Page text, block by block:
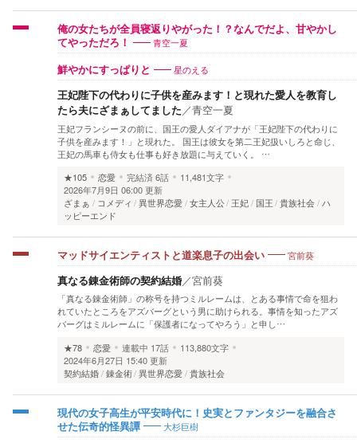
俺の女たちが全員寝返りやがった！？なんでだよ、甘やかし
てやっただろ！
青空一夏
鮮やかにすっぱりと 星のえる
王妃陛下の代わりに子供を産みます！と現れた愛人を教育し
たら夫にざまぁしてました／青空一夏
王妃フランシーヌの前に、国王の愛人ダイアナが「王妃陛下の代わりに
子供を産みます！」と現れた。 国王は彼女を第二王妃扱いしろと命じ、
王妃の馬車も侍女も仕事も好き放題に与えていく。 …
★105
恋愛 完結済6話
11,481文字
2026年7月9日 06:00 更新
ざまぁ
コメディ 異世界恋愛 女主人公 王妃 国王 貴族社会 ハ
ッピーエンド
マッドサイエンティストと道楽息子の出会い 宮前葵
真なる錬金術師の契約結婚／宮前葵
「真なる錬金術師」の称号を持つミルレームは、とある事情で命を狙わ
れていたところをアズバーグという男に助けられる。事情を知ったアズ
バーグはミルレームに「保護者になってやろう」と申し…
★78
恋愛 連載中 17話
113,880文字
2024年6月27日 15:40 更新
契約結婚 錬金術 異世界恋愛 貴族社会
現代の女子高生が平安時代に！史実とファンタジーを融合さ
せた伝奇的怪異譚
大杉巨樹